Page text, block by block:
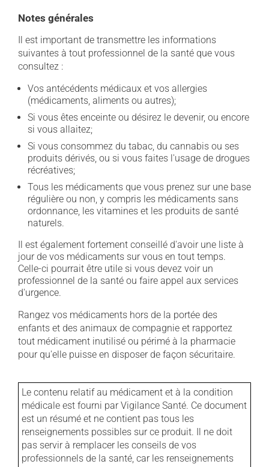
Notes générales
Il est important de transmettre les informations
suivantes à tout professionnel de la santé que vous
consultez :
Vos antécédents médicaux et vos allergies
(médicaments, aliments ou autres);
Si vous êtes enceinte ou désirez le devenir, ou encore
si vous allaitez;
Si vous consommez du tabac, du cannabis ou ses
produits dérivés, ou si vous faites l'usage de drogues
récréatives;
Tous les médicaments que vous prenez sur une base
régulière ou non, y compris les médicaments sans
ordonnance, les vitamines et les produits de santé
naturels.
Il est également fortement conseillé d'avoir une liste à
jour de vos médicaments sur vous en tout temps.
Celle-ci pourrait être utile si vous devez voir un
professionnel de la santé ou faire appel aux services
d'urgence.
Rangez vos médicaments hors de la portée des
enfants et des animaux de compagnie et rapportez
tout médicament inutilisé ou périmé à la pharmacie
pour qu'elle puisse en disposer de façon sécuritaire.
Le contenu relatif au médicament et à la condition
médicale est fourni par Vigilance Santé. Ce document
est un résumé et ne contient pas tous les
renseignements possibles sur ce produit. Il ne doit
pas servir à remplacer les conseils de vos
professionnels de la santé, car les renseignements